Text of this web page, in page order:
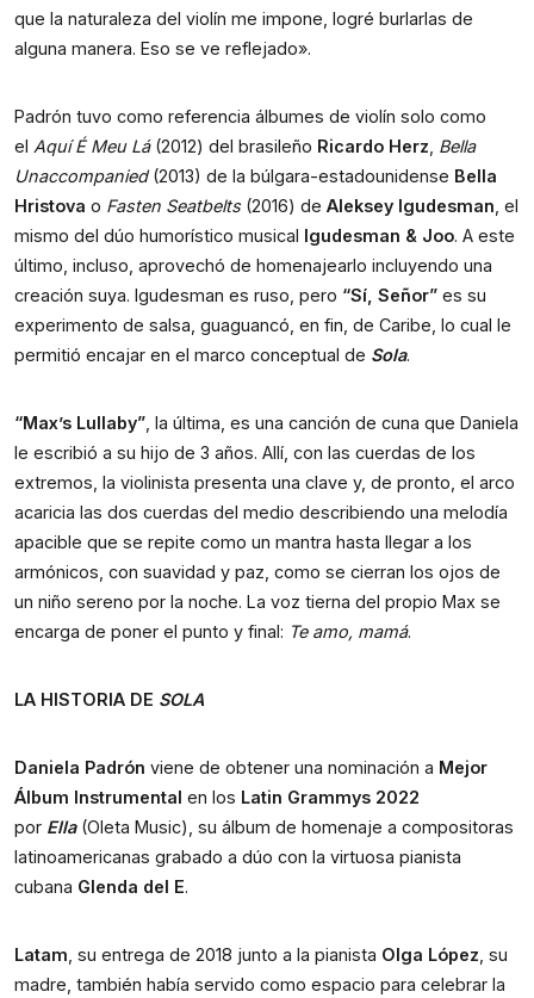
que la naturaleza del violín me impone, logré burlarlas de
alguna manera. Eso se ve reflejado».
Padrón tuvo como referencia álbumes de violín solo como
el Aquí É Meu Lá(2012) del brasileño Ricardo Herz Bella
Unaccompanied(2013) de la búlgara-estadounidense Bella
Hristova o Fasten Seatbelts(2016) de Aleksey Igudesman , el
mismo del dúo humorístico musical Igudesman & Joo. A este
último, incluso, aprovechó de homenajearlo incluyendo una
creación suya. Igudesman es ruso, pero “Sí, Señor” es su
experimento de salsa, guaguancó, en fin, de Caribe, lo cual le
permitió encajar en el marco conceptual de Sola.
“Max’s Lullaby” , la última, es una canción de cuna que Daniela
le escribió a su hijo de 3 años. Allí, con las cuerdas de los
extremos, la violinista presenta una clave y, de pronto, el arco
acaricia las dos cuerdas del medio describiendo una melodía
apacible que se repite como un mantra hasta llegar a los
armónicos, con suavidad y paz, como se cierran los ojos de
un niño sereno por la noche. La voz tierna del propio Max se
encarga de poner el punto y final: Te amo, mamá.
LA HISTORIA DE SOLA
Daniela Padrón viene de obtener una nominación a Mejor
Álbum Instrumental en los Latin Grammys 2022
por Ella(Oleta Music), su álbum de homenaje a compositoras
latinoamericanas grabado a dúo con la virtuosa pianista
cubana Glenda del E.
Latam , su entrega de 2018 junto a la pianista Olga López , su
madre, también había servido como espacio para celebrar la